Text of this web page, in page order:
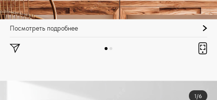
Посмотреть подробнее
1/6